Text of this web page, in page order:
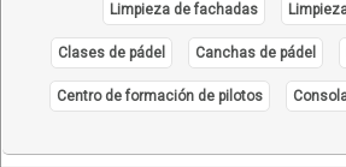
Limpieza de fachadas
Clases de pádel Canchas de pádel
Centro de formación de pilotos